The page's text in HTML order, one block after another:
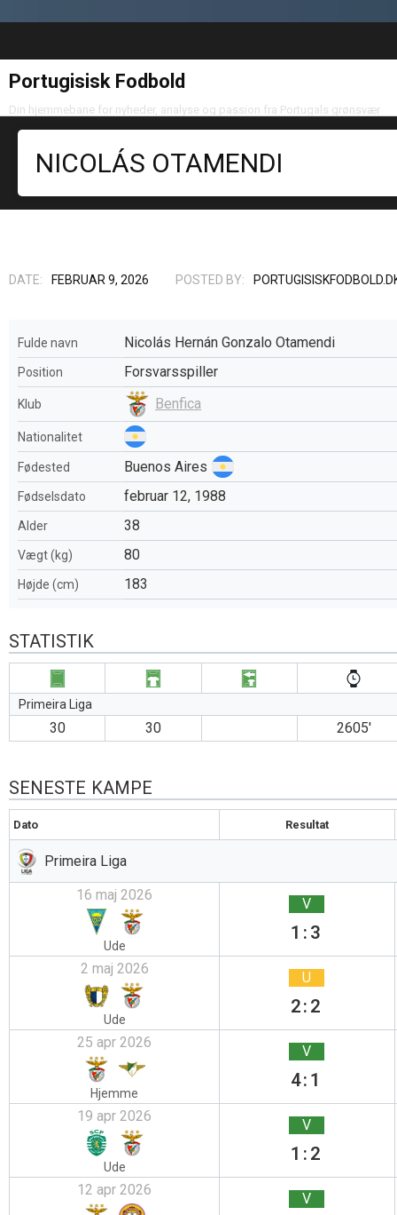
Portugisisk Fodbold
Din hjemmebane for nyheder, analyse og passion fra Portugals grønsvær
NICOLÁS OTAMENDI
DATE: FEBRUAR 9, 2026 POSTED BY:
Fulde navn Nicolás Hernán Gonzalo Otamendi
Position Forsvarsspiller
Klub Benfica
Nationalitet
Fødested Buenos Aires
Fødselsdato februar 12, 1988
Alder 38
Vægt (kg) 80
Højde (cm) 183
STATISTIK
Primeira Liga
30 30 2605′
SENESTE KAMPE
Dato Resultat
Primeira Liga
16 maj 2026
Ude
V
1:3
2 maj 2026
Ude
U
2:2
25 apr 2026
Hjemme
V
4:1
19 apr 2026
Ude
V
1:2
12 apr 2026 V